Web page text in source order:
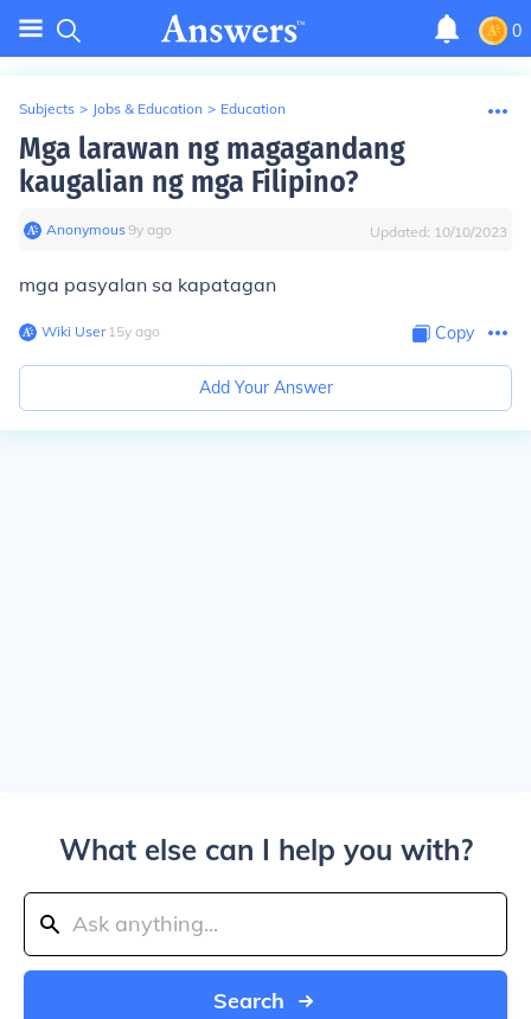
0
Subjects > Jobs & Education > Education
Mga larawan ng magagandang
kaugalian ng mga Filipino?
Anonymous∙9y ago Updated: 10/10/2023
mga pasyalan sa kapatagan
Wiki User∙15y ago Copy
Add Your Answer
What else can I help you with?
Search